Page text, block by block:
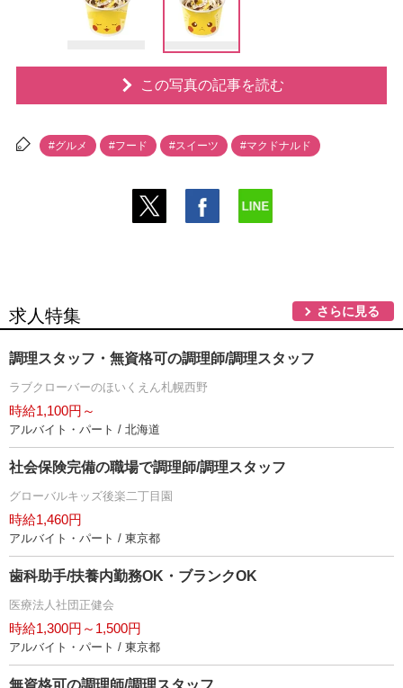
この写真の記事を読む
#グルメ #フード #スイーツ #マクドナルド
求人特集 さらに見る
調理スタッフ・無資格可の調理師/調理スタッフ
ラブクローバーのほいくえん札幌西野
時給1,100円～
アルバイト・パート / 北海道
社会保険完備の職場で調理師/調理スタッフ
グローバルキッズ後楽二丁目園
時給1,460円
アルバイト・パート / 東京都
歯科助手/扶養内勤務OK・ブランクOK
医療法人社団正健会
時給1,300円～1,500円
アルバイト・パート / 東京都
無資格可の調理師/調理スタッフ